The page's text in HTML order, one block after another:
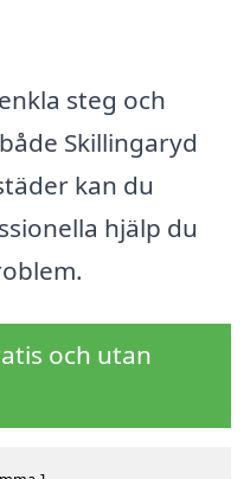
steg och
Skillingaryd
kan du
hjälp du
och utan